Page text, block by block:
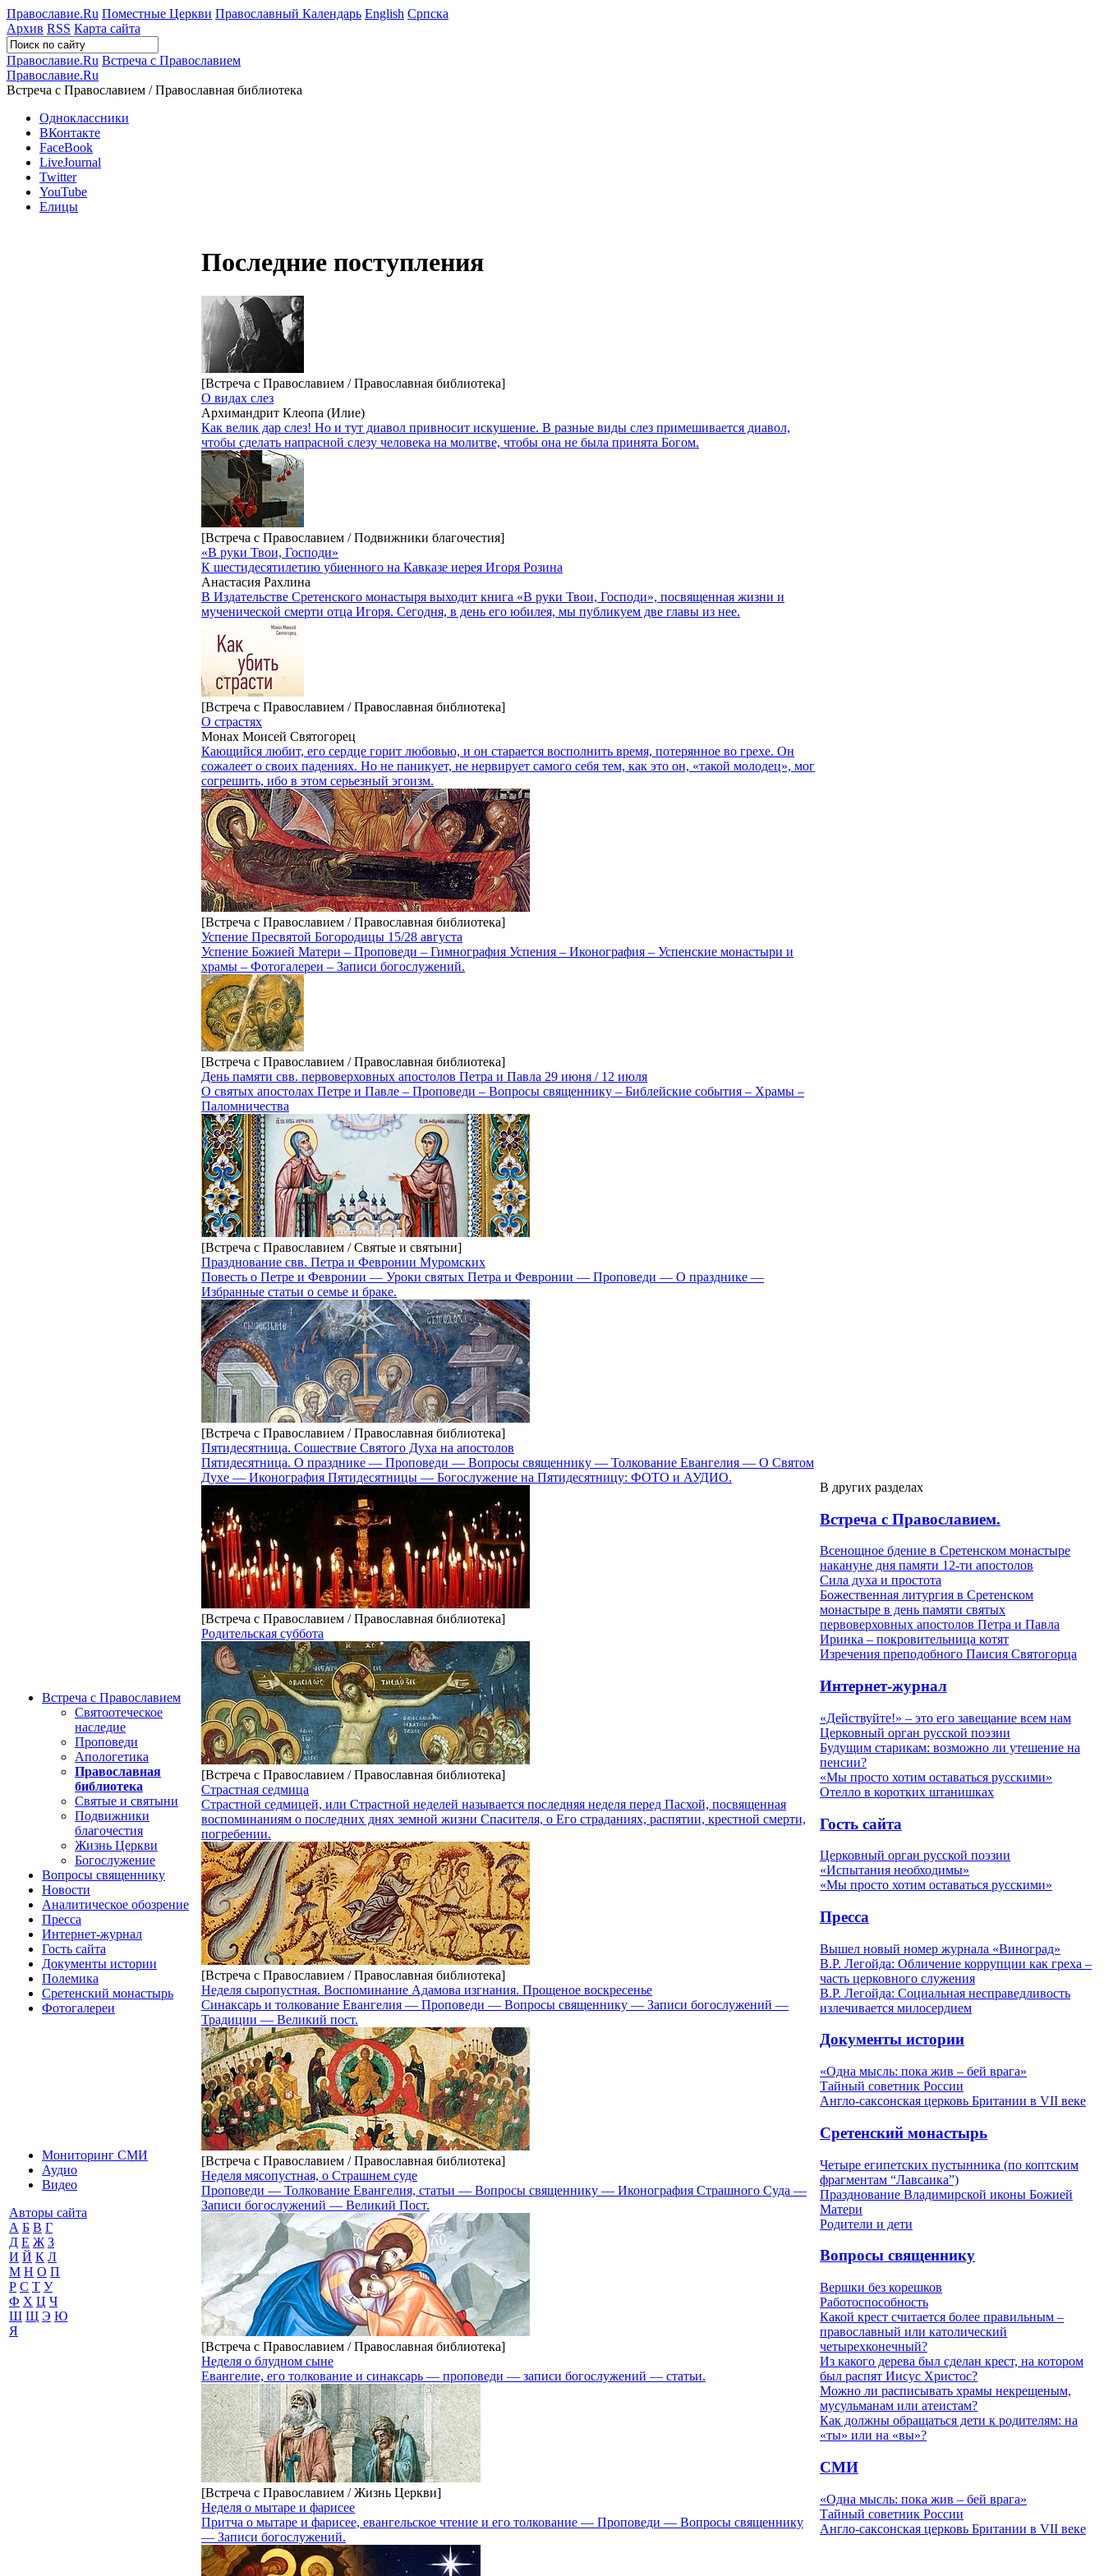
Православие.Ru Поместные Церкви Православный Календарь English Српска
Архив RSS Карта сайта
Православие.Ru Встреча с Православием
Православие.Ru
Встреча с Православием / Православная библиотека
Одноклассники
ВКонтакте
FaceBook
LiveJournal
Twitter
YouTube
Елицы
Встреча с Православием
Святоотеческое
наследие
Проповеди
Апологетика
Православная
библиотека
Святые и святыни
Подвижники
благочестия
Жизнь Церкви
Богослужение
Вопросы священнику
Новости
Аналитическое обозрение
Пресса
Интернет-журнал
Гость сайта
Документы истории
Полемика
Сретенский монастырь
Фотогалереи
Мониторинг СМИ
Аудио
Видео
Авторы сайта
А Б В Г
Д Е Ж З
И Й К Л
М Н О П
Р С Т У
Ф Х Ц Ч
Ш Щ Э Ю
Я
Последние поступления
[Встреча с Православием / Православная библиотека]
О видах слез
Архимандрит Клеопа (Илие)
Как велик дар слез! Но и тут диавол привносит искушение. В разные виды слез примешивается диавол,
чтобы сделать напрасной слезу человека на молитве, чтобы она не была принята Богом.
[Встреча с Православием / Подвижники благочестия]
«В руки Твои, Господи»
К шестидесятилетию убиенного на Кавказе иерея Игоря Розина
Анастасия Рахлина
В Издательстве Сретенского монастыря выходит книга «В руки Твои, Господи», посвященная жизни и
мученической смерти отца Игоря. Сегодня, в день его юбилея, мы публикуем две главы из нее.
[Встреча с Православием / Православная библиотека]
О страстях
Монах Моисей Святогорец
Кающийся любит, его сердце горит любовью, и он старается восполнить время, потерянное во грехе. Он
сожалеет о своих падениях. Но не паникует, не нервирует самого себя тем, как это он, «такой молодец», мог
согрешить, ибо в этом серьезный эгоизм.
[Встреча с Православием / Православная библиотека]
Успение Пресвятой Богородицы 15/28 августа
Успение Божией Матери – Проповеди – Гимнография Успения – Иконография – Успенские монастыри и
храмы – Фотогалереи – Записи богослужений.
[Встреча с Православием / Православная библиотека]
День памяти свв. первоверховных апостолов Петра и Павла 29 июня / 12 июля
О святых апостолах Петре и Павле – Проповеди – Вопросы священнику – Библейские события – Храмы –
Паломничества
[Встреча с Православием / Святые и святыни]
Празднование свв. Петра и Февронии Муромских
Повесть о Петре и Февронии — Уроки святых Петра и Февронии — Проповеди — О празднике —
Избранные статьи о семье и браке.
[Встреча с Православием / Православная библиотека]
Пятидесятница. Сошествие Святого Духа на апостолов
Пятидесятница. О празднике — Проповеди — Вопросы священнику — Толкование Евангелия — О Святом
Духе — Иконография Пятидесятницы — Богослужение на Пятидесятницу: ФОТО и АУДИО.
[Встреча с Православием / Православная библиотека]
Родительская суббота
[Встреча с Православием / Православная библиотека]
Страстная седмица
Страстной седмицей, или Страстной неделей называется последняя неделя перед Пасхой, посвященная
воспоминаниям о последних днях земной жизни Спасителя, о Его страданиях, распятии, крестной смерти,
погребении.
[Встреча с Православием / Православная библиотека]
Неделя сыропустная. Воспоминание Адамова изгнания. Прощеное воскресенье
Синаксарь и толкование Евангелия — Проповеди — Вопросы священнику — Записи богослужений —
Традиции — Великий пост.
[Встреча с Православием / Православная библиотека]
Неделя мясопустная, о Страшнем суде
Проповеди — Толкование Евангелия, статьи — Вопросы священнику — Иконография Страшного Суда —
Записи богослужений — Великий Пост.
[Встреча с Православием / Православная библиотека]
Неделя о блудном сыне
Евангелие, его толкование и синаксарь — проповеди — записи богослужений — статьи.
[Встреча с Православием / Жизнь Церкви]
Неделя о мытаре и фарисее
Притча о мытаре и фарисее, евангельское чтение и его толкование — Проповеди — Вопросы священнику
— Записи богослужений.
В других разделах
Встреча с Православием.
Всенощное бдение в Сретенском монастыре
накануне дня памяти 12-ти апостолов
Сила духа и простота
Божественная литургия в Сретенском
монастыре в день памяти святых
первоверховных апостолов Петра и Павла
Иринка – покровительница котят
Изречения преподобного Паисия Святогорца
Интернет-журнал
«Действуйте!» – это его завещание всем нам
Церковный орган русской поэзии
Будущим старикам: возможно ли утешение на
пенсии?
«Мы просто хотим оставаться русскими»
Отелло в коротких штанишках
Гость сайта
Церковный орган русской поэзии
«Испытания необходимы»
«Мы просто хотим оставаться русскими»
Пресса
Вышел новый номер журнала «Виноград»
В.Р. Легойда: Обличение коррупции как греха –
часть церковного служения
В.Р. Легойда: Социальная несправедливость
излечивается милосердием
Документы истории
«Одна мысль: пока жив – бей врага»
Тайный советник России
Англо-саксонская церковь Британии в VII веке
Сретенский монастырь
Четыре египетских пустынника (по коптским
фрагментам “Лавсаика”)
Празднование Владимирской иконы Божией
Матери
Родители и дети
Вопросы священнику
Вершки без корешков
Работоспособность
Какой крест считается более правильным –
православный или католический
четырехконечный?
Из какого дерева был сделан крест, на котором
был распят Иисус Христос?
Можно ли расписывать храмы некрещеным,
мусульманам или атеистам?
Как должны обращаться дети к родителям: на
«ты» или на «вы»?
СМИ
«Одна мысль: пока жив – бей врага»
Тайный советник России
Англо-саксонская церковь Британии в VII веке